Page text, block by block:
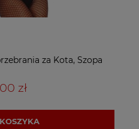
za Kota, Szopa
zł